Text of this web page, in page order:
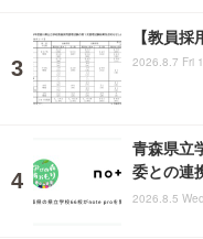
【教員
2026.8.7 Fri
青森県立
委との連
2026.8.5